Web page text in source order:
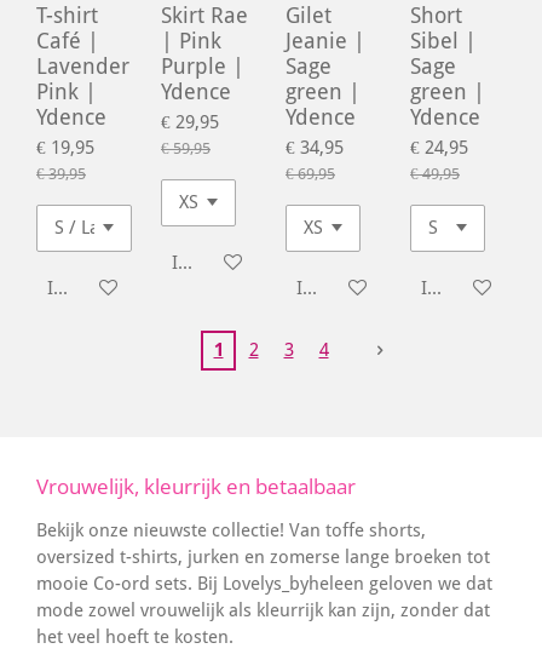
T-shirt
Café |
Lavender
Pink |
Ydence
€ 19,95
€ 39,95
In winkelwagen
Skirt Rae
| Pink
Purple |
Ydence
€ 29,95
€ 59,95
In winkelwagen
Gilet
Jeanie |
Sage
green |
Ydence
€ 34,95
€ 69,95
In winkelwagen
Short
Sibel |
Sage
green |
Ydence
€ 24,95
€ 49,95
In
1 2 3 4
Vrouwelijk, kleurrijk en betaalbaar
Bekijk onze nieuwste collectie! Van toffe shorts,
oversized t-shirts, jurken en zomerse lange broeken tot
mooie Co-ord sets. Bij Lovelys_byheleen geloven we dat
mode zowel vrouwelijk als kleurrijk kan zijn, zonder dat
het veel hoeft te kosten.